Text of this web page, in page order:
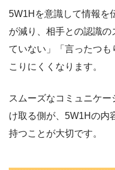
5W1Hを意識して情報を
が減り、相手との認識
ていない」「言ったつ
こりにくくなります。
スムーズなコミュニケ
け取る側が、5W1Hの内
持つことが大切です。